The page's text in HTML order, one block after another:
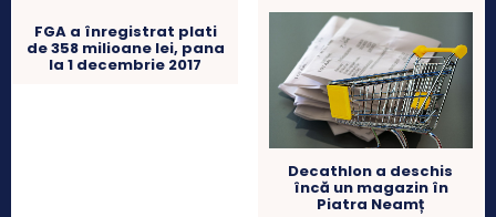
FGA a înregistrat plati
de 358 milioane lei, pana
la 1 decembrie 2017
Decathlon a deschis
încă un magazin în
Piatra Neamț